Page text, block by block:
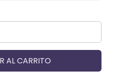
AL CARRITO